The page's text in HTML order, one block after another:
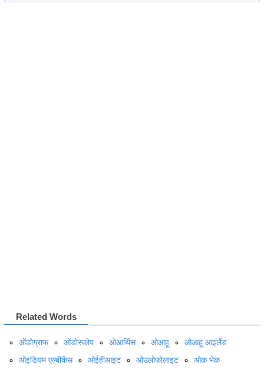
Related Words
ओंडोग्राफ ओंडोस्कोप ओआर्थिस ओआहू
ओआहू आइलैंड
ओइडियम एल्बीकेंस
ओईहीआइट ओउलोफोलाइट ओक भेक